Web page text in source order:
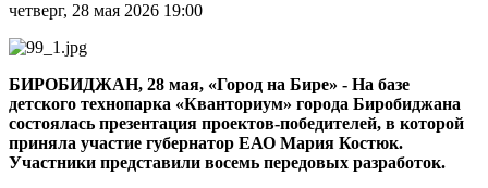
оценила
проекты
юных
воспитанников
«Кванториума»
четверг, 28 мая 2026 19:00
БИРОБИДЖАН, 28 мая, «Город на Бире» - На базе
детского технопарка «Кванториум» города Биробиджана
состоялась презентация проектов-победителей, в которой
приняла участие губернатор ЕАО Мария Костюк.
Участники представили восемь передовых разработок.